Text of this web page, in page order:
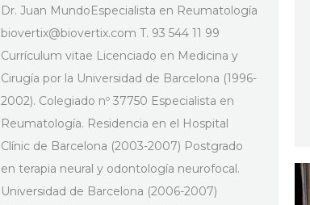
Dr. Juan MundoEspecialista en Reumatología
biovertix@biovertix.com T. 93 544 11 99
Currículum vitae Licenciado en Medicina y
Cirugía por la Universidad de Barcelona (1996-
2002). Colegiado nº 37750 Especialista en
Reumatología. Residencia en el Hospital
Clínic de Barcelona (2003-2007) Postgrado
en terapia neural y odontología neurofocal.
Universidad de Barcelona (2006-2007)